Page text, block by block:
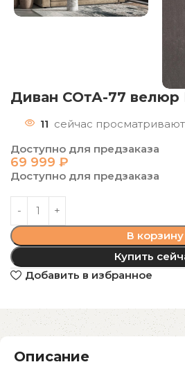
Диван СОтА-77 велюр
11 сейчас просматривают
Доступно для предзаказа
69 999 ₽
Доступно для предзаказа
В корзину
Купить
Добавить в избранное
Описание